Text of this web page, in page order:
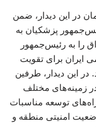
در این دیدار، ضمن
پزشکیان به
را به رئیس‌جمهور
ایران برای تقویت
در این دیدار، طرفین
زمینه‌های مختلف
توسعه مناسبات
امنیتی منطقه و